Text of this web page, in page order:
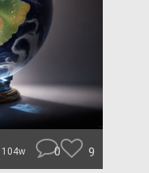
104w 0 9